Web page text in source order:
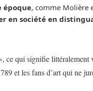
époque, comme Molière
en société en
qui signifie littéralement
et les fans d’art qui ne